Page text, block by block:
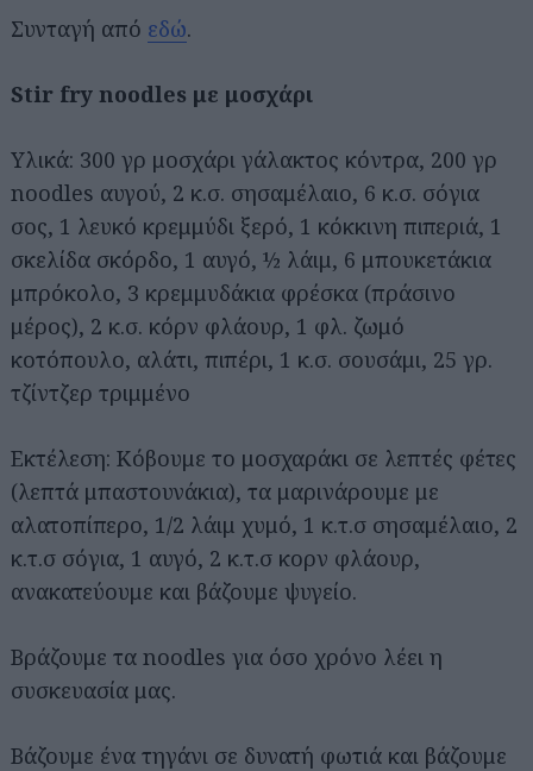
Συνταγή από εδώ.
Stir fry noodles με μοσχάρι
Υλικά: 300 γρ μοσχάρι γάλακτος κόντρα, 200 γρ
noodles αυγού, 2 κ.σ. σησαμέλαιο, 6 κ.σ. σόγια
σoς, 1 λευκό κρεμμύδι ξερό, 1 κόκκινη πιπεριά, 1
σκελίδα σκόρδο, 1 αυγό, ½ λάιμ, 6 μπουκετάκια
μπρόκολο, 3 κρεμμυδάκια φρέσκα (πράσινο
μέρος), 2 κ.σ. κόρν φλάουρ, 1 φλ. ζωμό
κοτόπουλο, αλάτι, πιπέρι, 1 κ.σ. σουσάμι, 25 γρ.
τζίντζερ τριμμένο
Εκτέλεση: Κόβουμε το μοσχαράκι σε λεπτές φέτες
(λεπτά μπαστουνάκια), τα μαρινάρουμε με
αλατοπίπερο, 1/2 λάιμ χυμό, 1 κ.τ.σ σησαμέλαιο, 2
κ.τ.σ σόγια, 1 αυγό, 2 κ.τ.σ κορν φλάουρ,
ανακατεύουμε και βάζουμε ψυγείο.
Βράζουμε τα noodles για όσο χρόνο λέει η
συσκευασία μας.
Βάζουμε ένα τηγάνι σε δυνατή φωτιά και βάζουμε
Αναζήτηση
για...